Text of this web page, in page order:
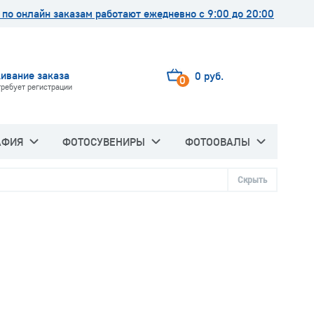
онлайн заказам работают ежедневно с 9:00 до 20:00
заказа
регистрации 0 0 руб.
ФОТОСУВЕНИРЫ ФОТООВАЛЫ
Скрыть